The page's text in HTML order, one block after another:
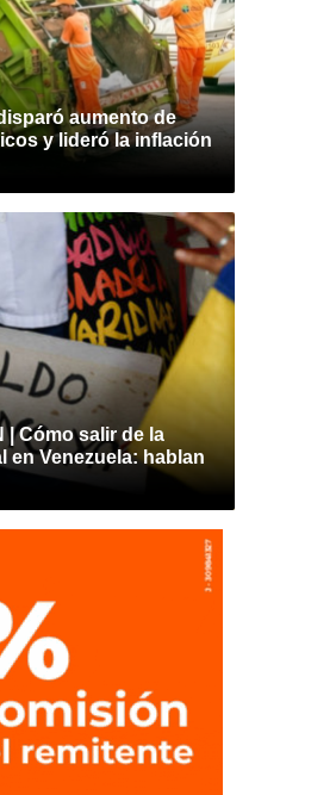
aumento de
y lideró la inflación
| Cómo salir de la
en Venezuela: hablan